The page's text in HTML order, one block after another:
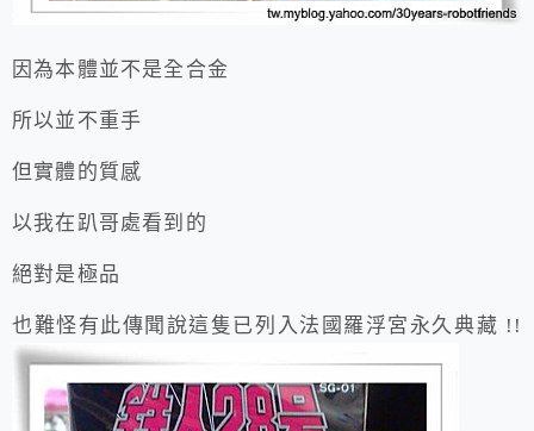
因為本體並不是全合金
所以並不重手
但實體的質感
以我在趴哥處看到的
絕對是極品
也難怪有此傳聞說這隻已列入法國羅浮宮永久典藏 !!